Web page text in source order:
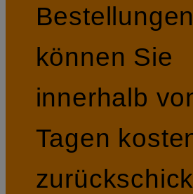
Bestellungen
können Sie
innerhalb
Tagen